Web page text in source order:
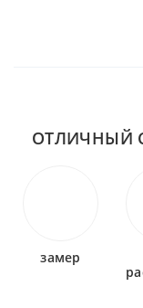
ОТЛИЧНЫЙ
замер